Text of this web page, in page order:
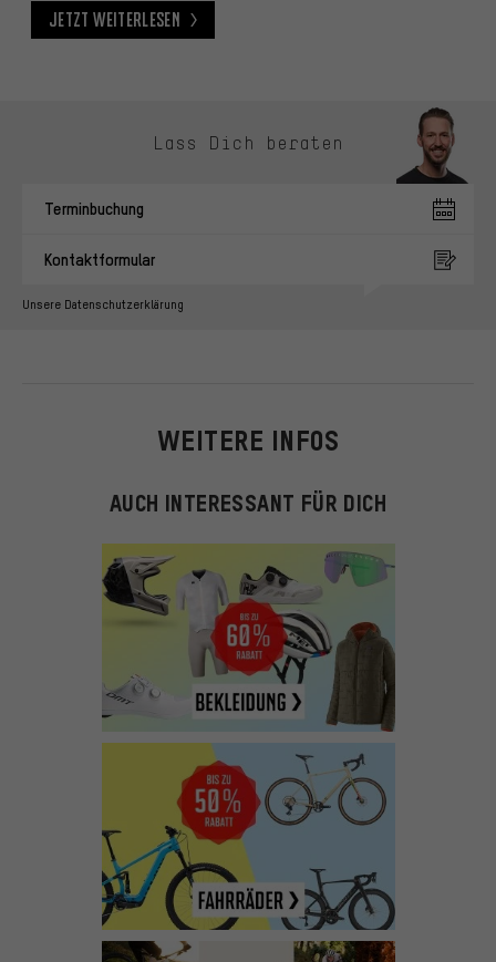
Jetzt weiterlesen
Lass Dich beraten
Terminbuchung
Kontaktformular
Unsere Datenschutzerklärung
WEITERE INFOS
AUCH INTERESSANT FÜR DICH